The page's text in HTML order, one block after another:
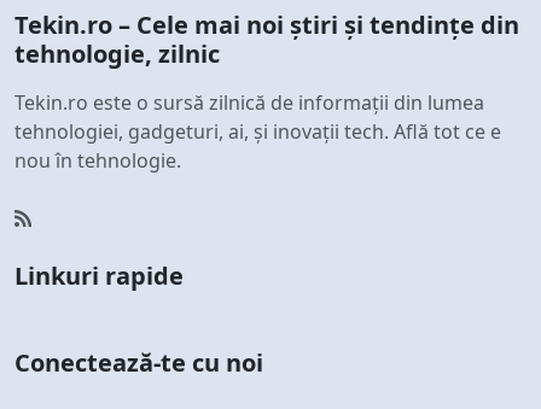
Tekin.ro – Cele mai noi știri și tendințe din
tehnologie, zilnic
Tekin.ro este o sursă zilnică de informații din lumea
tehnologiei, gadgeturi, ai, și inovații tech. Află tot ce e
nou în tehnologie.
Linkuri rapide
Conectează-te cu noi